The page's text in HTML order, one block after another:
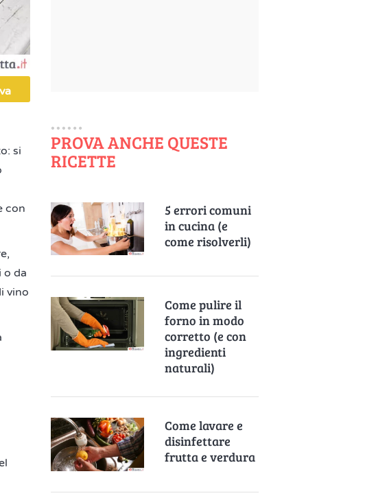
si
con
o da
vino
PROVA ANCHE QUESTE
RICETTE
5 errori comuni
in cucina (e
come risolverli)
Come pulire il
forno in modo
corretto (e con
ingredienti
naturali)
Come lavare e
disinfettare
frutta e verdura